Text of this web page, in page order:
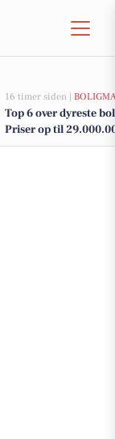
16 timer siden |
Top 6 over dyreste
Priser op til
til salg i Hornbæk